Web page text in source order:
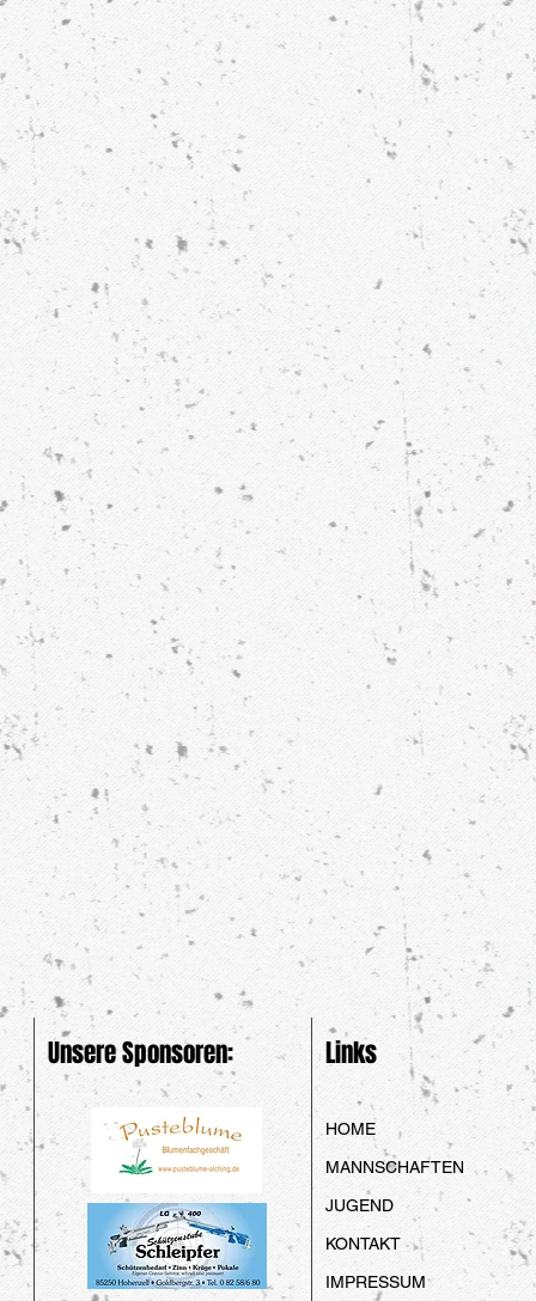
Unsere Sponsoren: Links
HOME
MANNSCHAFTEN
JUGEND
KONTAKT
IMPRESSUM